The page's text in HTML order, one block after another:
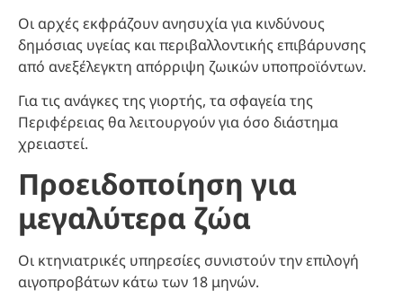
Οι αρχές εκφράζουν ανησυχία για κινδύνους
δημόσιας υγείας και περιβαλλοντικής επιβάρυνσης
από ανεξέλεγκτη απόρριψη ζωικών υποπροϊόντων.
Για τις ανάγκες της γιορτής, τα σφαγεία της
Περιφέρειας θα λειτουργούν για όσο διάστημα
χρειαστεί.
Προειδοποίηση για
μεγαλύτερα ζώα
Οι κτηνιατρικές υπηρεσίες συνιστούν την επιλογή
αιγοπροβάτων κάτω των 18 μηνών.